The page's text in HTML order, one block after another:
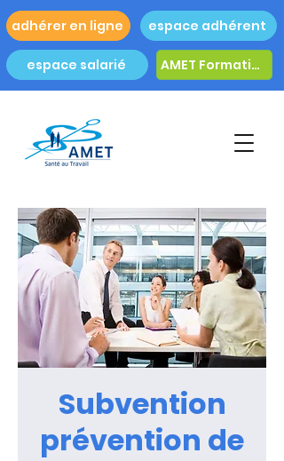
adhérer en ligne espace adhérent
espace salarié AMET Formation
Subvention
prévention de